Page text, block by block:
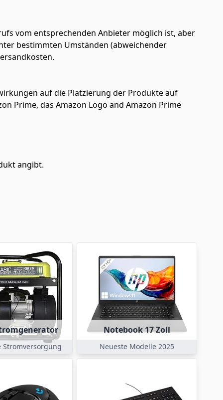
vom entsprechenden Anbieter möglich ist, aber
bestimmten Umständen (abweichender
auf die Platzierung der Produkte auf
Prime, das Amazon Logo and Amazon Prime
angibt.
Stromversorgung
Notebook 17 Zoll
Neueste Modelle 2025